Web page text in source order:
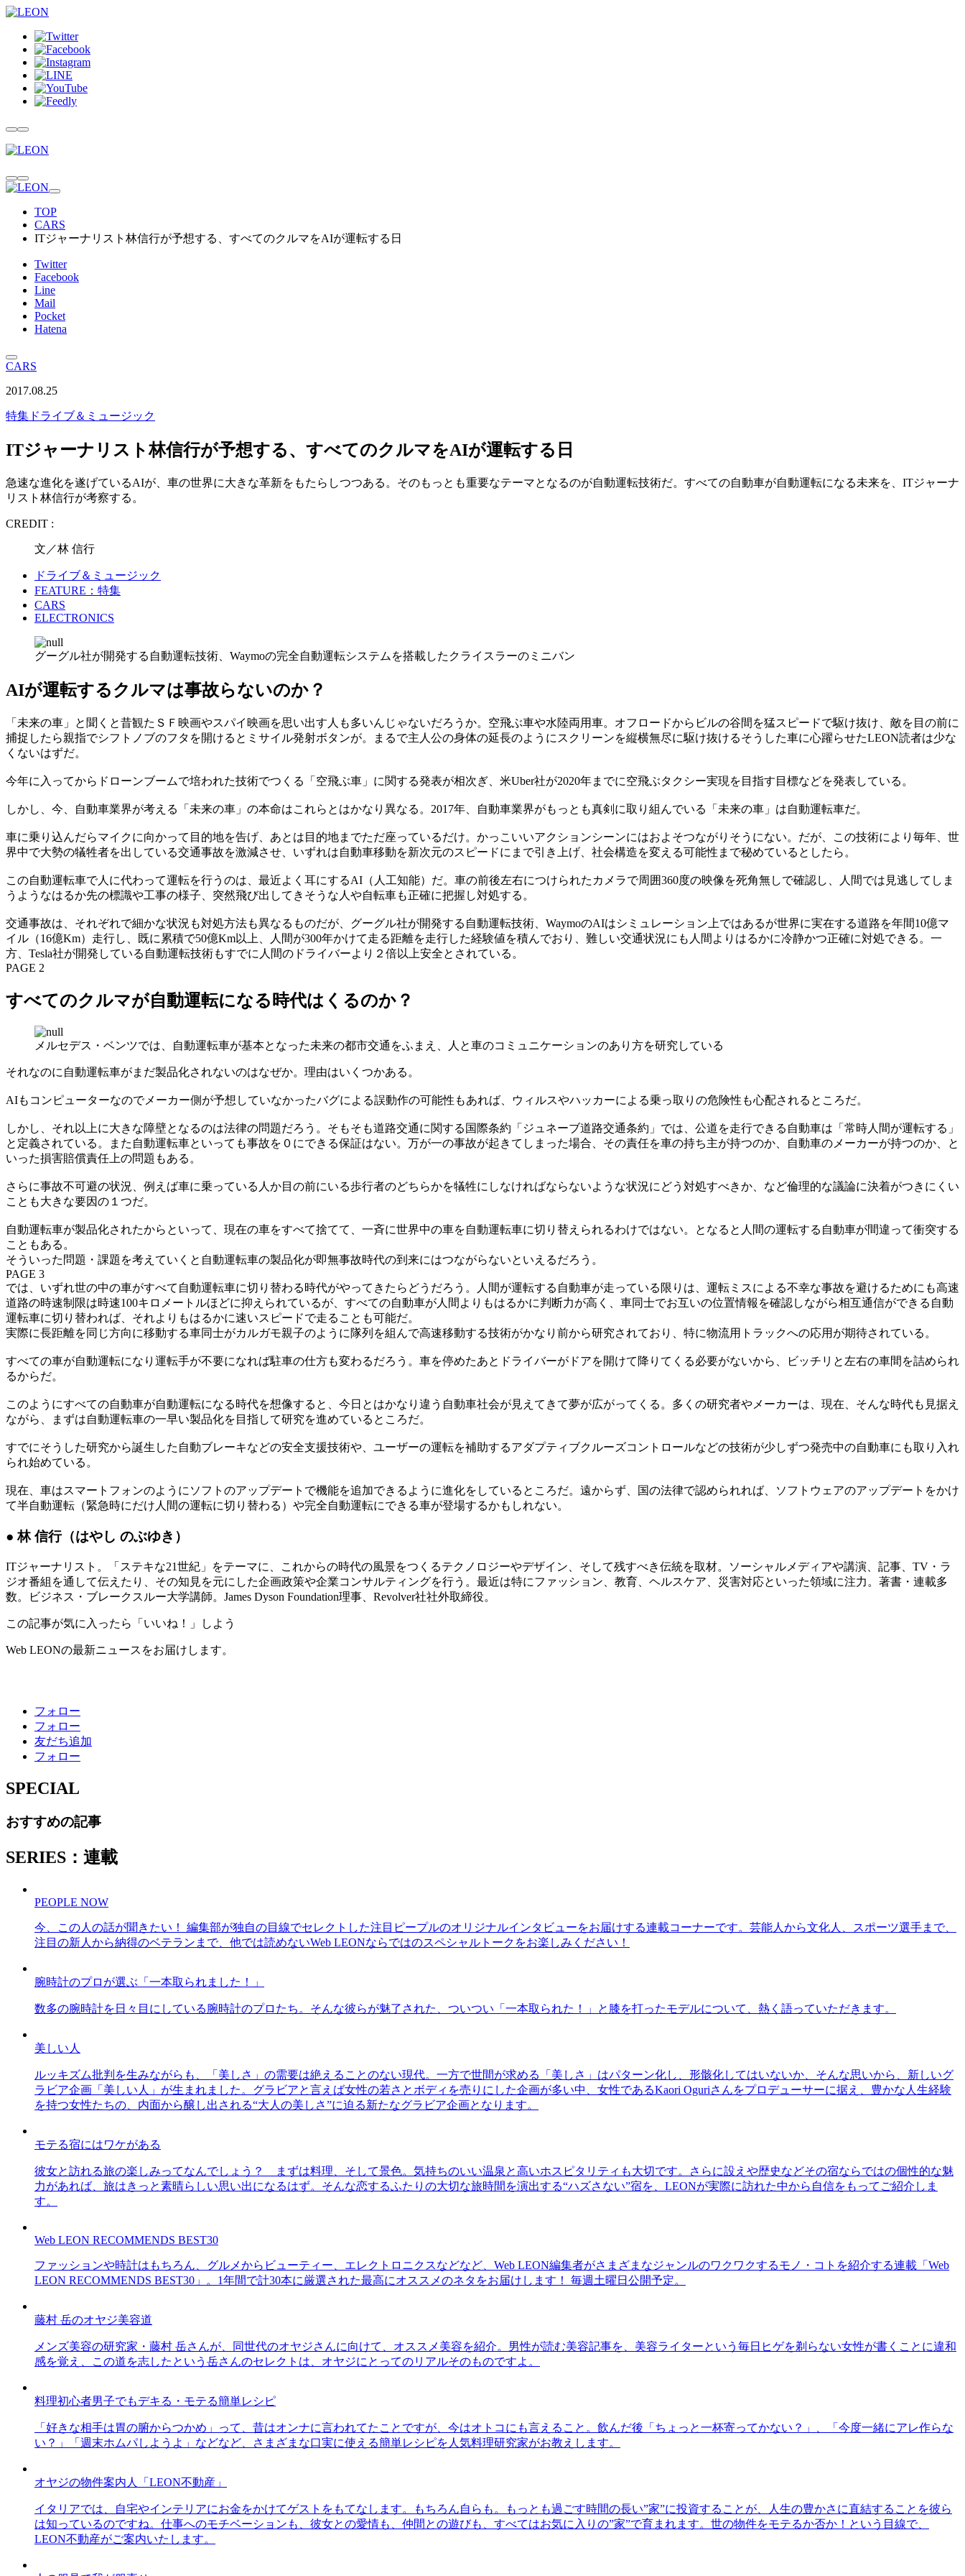
TOP
CARS
ITジャーナリスト林信行が予想する、すべてのクルマをAIが運転する日
Twitter
Facebook
Line
Mail
Pocket
Hatena
CARS
2017.08.25
特集 ドライブ＆ミュージック
ITジャーナリスト林信行が予想する、すべてのクルマをAIが運転する日
急速な進化を遂げているAIが、車の世界に大きな革新をもたらしつつある。そのもっとも重要なテーマとなるのが自動運転技術だ。すべての自動車が自動運転になる未来を、ITジャーナ
リスト林信行が考察する。
CREDIT :
文／林 信行
ドライブ＆ミュージック
FEATURE：特集
CARS
ELECTRONICS
グーグル社が開発する自動運転技術、Waymoの完全自動運転システムを搭載したクライスラーのミニバン
AIが運転するクルマは事故らないのか？
「未来の車」と聞くと昔観たＳＦ映画やスパイ映画を思い出す人も多いんじゃないだろうか。空飛ぶ車や水陸両用車。オフロードからビルの谷間を猛スピードで駆け抜け、敵を目の前に
捕捉したら親指でシフトノブのフタを開けるとミサイル発射ボタンが。まるで主人公の身体の延長のようにスクリーンを縦横無尽に駆け抜けるそうした車に心躍らせたLEON読者は少な
くないはずだ。
今年に入ってからドローンブームで培われた技術でつくる「空飛ぶ車」に関する発表が相次ぎ、米Uber社が2020年までに空飛ぶタクシー実現を目指す目標などを発表している。
しかし、今、自動車業界が考える「未来の車」の本命はこれらとはかなり異なる。2017年、自動車業界がもっとも真剣に取り組んでいる「未来の車」は自動運転車だ。
車に乗り込んだらマイクに向かって目的地を告げ、あとは目的地までただ座っているだけ。かっこいいアクションシーンにはおよそつながりそうにない。だが、この技術により毎年、世
界中で大勢の犠牲者を出している交通事故を激減させ、いずれは自動車移動を新次元のスピードにまで引き上げ、社会構造を変える可能性まで秘めているとしたら。
この自動運転車で人に代わって運転を行うのは、最近よく耳にするAI（人工知能）だ。車の前後左右につけられたカメラで周囲360度の映像を死角無しで確認し、人間では見逃してしま
うようなはるか先の標識や工事の様子、突然飛び出してきそうな人や自転車も正確に把握し対処する。
交通事故は、それぞれで細かな状況も対処方法も異なるものだが、グーグル社が開発する自動運転技術、WaymoのAIはシミュレーション上ではあるが世界に実在する道路を年間10億マ
イル（16億Km）走行し、既に累積で50億Km以上、人間が300年かけて走る距離を走行した経験値を積んでおり、難しい交通状況にも人間よりはるかに冷静かつ正確に対処できる。一
方、Tesla社が開発している自動運転技術もすでに人間のドライバーより２倍以上安全とされている。
PAGE 2
すべてのクルマが自動運転になる時代はくるのか？
メルセデス・ベンツでは、自動運転車が基本となった未来の都市交通をふまえ、人と車のコミュニケーションのあり方を研究している
それなのに自動運転車がまだ製品化されないのはなぜか。理由はいくつかある。
AIもコンピューターなのでメーカー側が予想していなかったバグによる誤動作の可能性もあれば、ウィルスやハッカーによる乗っ取りの危険性も心配されるところだ。
しかし、それ以上に大きな障壁となるのは法律の問題だろう。そもそも道路交通に関する国際条約「ジュネーブ道路交通条約」では、公道を走行できる自動車は「常時人間が運転する」
と定義されている。また自動運転車といっても事故を０にできる保証はない。万が一の事故が起きてしまった場合、その責任を車の持ち主が持つのか、自動車のメーカーが持つのか、と
いった損害賠償責任上の問題もある。
さらに事故不可避の状況、例えば車に乗っている人か目の前にいる歩行者のどちらかを犠牲にしなければならないような状況にどう対処すべきか、など倫理的な議論に決着がつきにくい
ことも大きな要因の１つだ。
自動運転車が製品化されたからといって、現在の車をすべて捨てて、一斉に世界中の車を自動運転車に切り替えられるわけではない。となると人間の運転する自動車が間違って衝突する
こともある。
そういった問題・課題を考えていくと自動運転車の製品化が即無事故時代の到来にはつながらないといえるだろう。
PAGE 3
では、いずれ世の中の車がすべて自動運転車に切り替わる時代がやってきたらどうだろう。人間が運転する自動車が走っている限りは、運転ミスによる不幸な事故を避けるためにも高速
道路の時速制限は時速100キロメートルほどに抑えられているが、すべての自動車が人間よりもはるかに判断力が高く、車同士でお互いの位置情報を確認しながら相互通信ができる自動
運転車に切り替われば、それよりもはるかに速いスピードで走ることも可能だ。
実際に長距離を同じ方向に移動する車同士がカルガモ親子のように隊列を組んで高速移動する技術がかなり前から研究されており、特に物流用トラックへの応用が期待されている。
すべての車が自動運転になり運転手が不要になれば駐車の仕方も変わるだろう。車を停めたあとドライバーがドアを開けて降りてくる必要がないから、ビッチリと左右の車間を詰められ
るからだ。
このようにすべての自動車が自動運転になる時代を想像すると、今日とはかなり違う自動車社会が見えてきて夢が広がってくる。多くの研究者やメーカーは、現在、そんな時代も見据え
ながら、まずは自動運転車の一早い製品化を目指して研究を進めているところだ。
すでにそうした研究から誕生した自動ブレーキなどの安全支援技術や、ユーザーの運転を補助するアダプティブクルーズコントロールなどの技術が少しずつ発売中の自動車にも取り入れ
られ始めている。
現在、車はスマートフォンのようにソフトのアップデートで機能を追加できるように進化をしているところだ。遠からず、国の法律で認められれば、ソフトウェアのアップデートをかけ
て半自動運転（緊急時にだけ人間の運転に切り替わる）や完全自動運転にできる車が登場するかもしれない。
● 林 信行（はやし のぶゆき）
ITジャーナリスト。「ステキな21世紀」をテーマに、これからの時代の風景をつくるテクノロジーやデザイン、そして残すべき伝統を取材。ソーシャルメディアや講演、記事、TV・ラ
ジオ番組を通して伝えたり、その知見を元にした企画政策や企業コンサルティングを行う。最近は特にファッション、教育、ヘルスケア、災害対応といった領域に注力。著書・連載多
数。ビジネス・ブレークスルー大学講師。James Dyson Foundation理事、Revolver社社外取締役。
この記事が気に入ったら「いいね！」しよう
Web LEONの最新ニュースをお届けします。
フォロー
フォロー
友だち追加
フォロー
SPECIAL
おすすめの記事
SERIES：連載
PEOPLE NOW
今、この人の話が聞きたい！ 編集部が独自の目線でセレクトした注目ピープルのオリジナルインタビューをお届けする連載コーナーです。芸能人から文化人、スポーツ選手まで、
注目の新人から納得のベテランまで、他では読めないWeb LEONならではのスペシャルトークをお楽しみください！
腕時計のプロが選ぶ「一本取られました！」
数多の腕時計を日々目にしている腕時計のプロたち。そんな彼らが魅了された、ついつい「一本取られた！」と膝を打ったモデルについて、熱く語っていただきます。
美しい人
ルッキズム批判を生みながらも、「美しさ」の需要は絶えることのない現代。一方で世間が求める「美しさ」はパターン化し、形骸化してはいないか、そんな思いから、新しいグ
ラビア企画「美しい人」が生まれました。グラビアと言えば女性の若さとボディを売りにした企画が多い中、女性であるKaori Oguriさんをプロデューサーに据え、豊かな人生経験
を持つ女性たちの、内面から醸し出される“大人の美しさ”に迫る新たなグラビア企画となります。
モテる宿にはワケがある
彼女と訪れる旅の楽しみってなんでしょう？ まずは料理、そして景色。気持ちのいい温泉と高いホスピタリティも大切です。さらに設えや歴史などその宿ならではの個性的な魅
力があれば、旅はきっと素晴らしい思い出になるはず。そんな恋するふたりの大切な旅時間を演出する“ハズさない”宿を、LEONが実際に訪れた中から自信をもってご紹介しま
す。
Web LEON RECOMMENDS BEST30
ファッションや時計はもちろん、グルメからビューティー、エレクトロニクスなどなど、Web LEON編集者がさまざまなジャンルのワクワクするモノ・コトを紹介する連載「Web
LEON RECOMMENDS BEST30」。1年間で計30本に厳選された最高にオススメのネタをお届けします！ 毎週土曜日公開予定。
藤村 岳のオヤジ美容道
メンズ美容の研究家・藤村 岳さんが、同世代のオヤジさんに向けて、オススメ美容を紹介。男性が読む美容記事を、美容ライターという毎日ヒゲを剃らない女性が書くことに違和
感を覚え、この道を志したという岳さんのセレクトは、オヤジにとってのリアルそのものですよ。
料理初心者男子でもデキる・モテる簡単レシピ
「好きな相手は胃の腑からつかめ」って、昔はオンナに言われてたことですが、今はオトコにも言えること。飲んだ後「ちょっと一杯寄ってかない？」、「今度一緒にアレ作らな
い？」「週末ホムパしようよ」などなど、さまざまな口実に使える簡単レシピを人気料理研究家がお教えします。
オヤジの物件案内人「LEON不動産」
イタリアでは、自宅やインテリアにお金をかけてゲストをもてなします。もちろん自らも。もっとも過ごす時間の長い”家”に投資することが、人生の豊かさに直結することを彼ら
は知っているのですね。仕事へのモチベーションも、彼女との愛情も、仲間との遊びも、すべてはお気に入りの”家”で育まれます。世の物件をモテるか否か！という目線で、
LEON不動産がご案内いたします。